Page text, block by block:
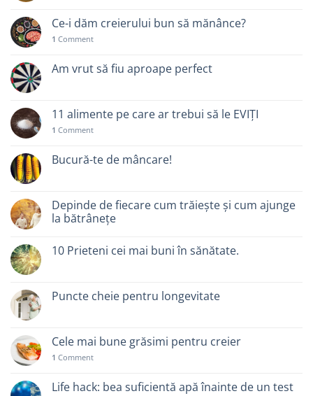
Ce-i dăm creierului bun să mănânce?
1 Comment
Am vrut să fiu aproape perfect
11 alimente pe care ar trebui să le EVIȚI
1 Comment
Bucură-te de mâncare!
Depinde de fiecare cum trăiește și cum ajunge
la bătrânețe
10 Prieteni cei mai buni în sănătate.
Puncte cheie pentru longevitate
Cele mai bune grăsimi pentru creier
1 Comment
Life hack: bea suficientă apă înainte de un test